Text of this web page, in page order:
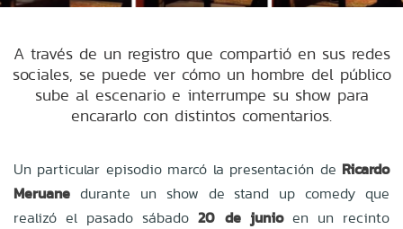
A través de un registro que compartió en sus redes
sociales, se puede ver cómo un hombre del público
sube al escenario e interrumpe su show para
encararlo con distintos comentarios.
Un particular episodio marcó la presentación de Ricardo
Meruane durante un show de stand up comedy que
realizó el pasado sábado 20 de junio en un recinto